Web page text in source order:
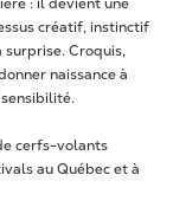
: il devient une
créatif, instinctif
Croquis,
naissance à
cerfs-volants
au Québec et à